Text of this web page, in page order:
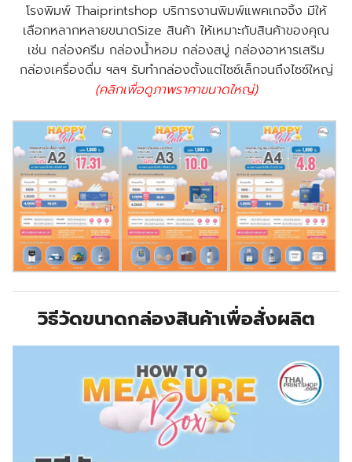
โรงพิมพ์ Thaiprintshop บริการงานพิมพ์แพคเกจจิ้ง มีให้
เลือกหลากหลายขนาดSize สินค้า ให้เหมาะกับสินค้าของคุณ
เช่น กล่องครีม กล่องน้ำหอม กล่องสบู่ กล่องอาหารเสริม
กล่องเครื่องดื่ม ฯลฯ รับทำกล่องตั้งแต่ไซซ์เล็กจนถึงไซซ์ใหญ่
(คลิกเพื่อดูภาพราคาขนาดใหญ่)
วิธีวัดขนาดกล่องสินค้าเพื่อสั่งผลิต